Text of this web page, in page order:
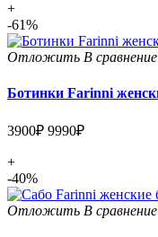
+
-61%
Отложить В сравнение
Ботинки Farinni
3900₽ 9990₽
+
-40%
Отложить В сравнение